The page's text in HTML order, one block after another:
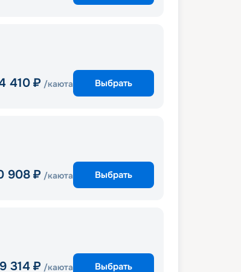
410 ₽ /каюта Выбрать
908 ₽ /каюта Выбрать
314 ₽ /каюта Выбрать